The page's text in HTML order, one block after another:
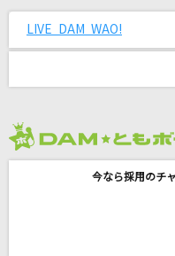
lulu.
LOVE涙色
LIVE DAM WAO!
今なら採用のチ